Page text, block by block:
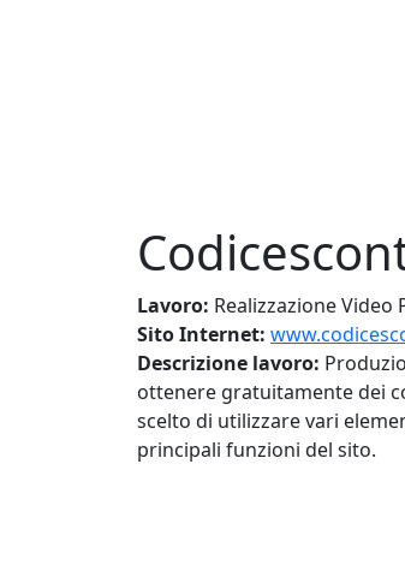
Lavoro: Realizzazione
Sito Internet:
Descrizione lavoro:
ottenere gratuitamente dei
scelto di utilizzare vari
principali funzioni del sito.